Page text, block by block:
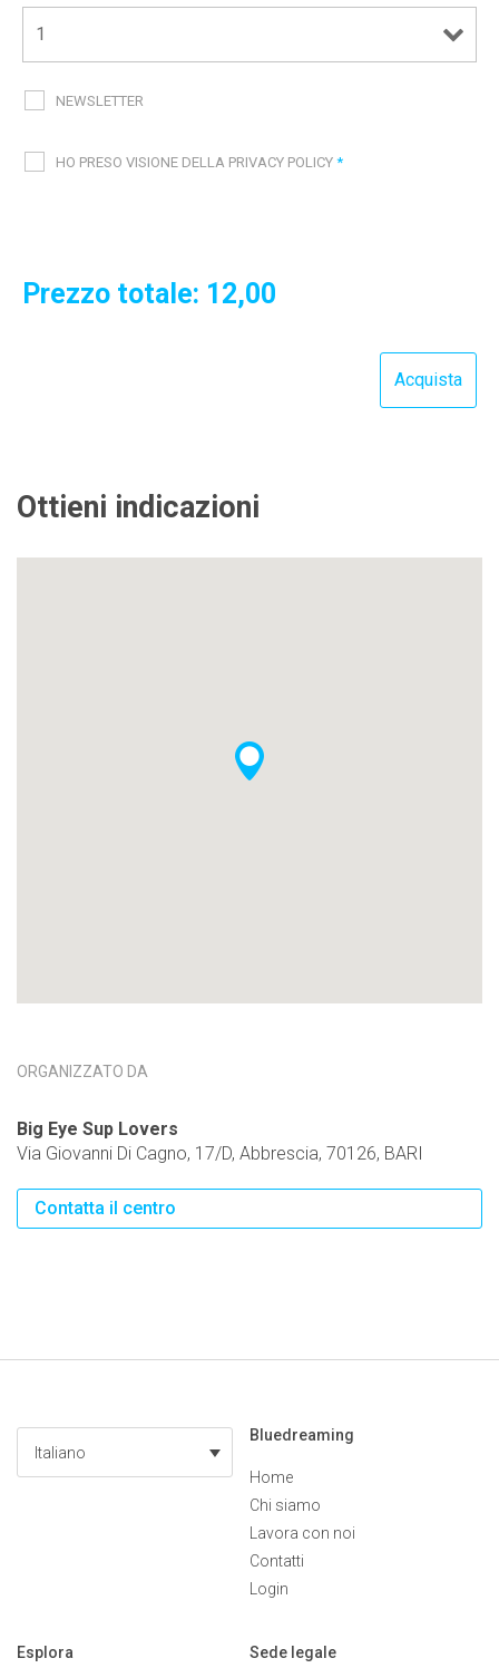
NEWSLETTER
HO PRESO VISIONE DELLA PRIVACY POLICY *
Prezzo totale: 12,00
Ottieni indicazioni
ORGANIZZATO DA
Big Eye Sup Lovers
Via Giovanni Di Cagno, 17/D, Abbrescia, 70126, BARI
Contatta il centro
Italiano
Bluedreaming
Home
Chi siamo
Lavora con noi
Contatti
Login
Esplora Sede legale